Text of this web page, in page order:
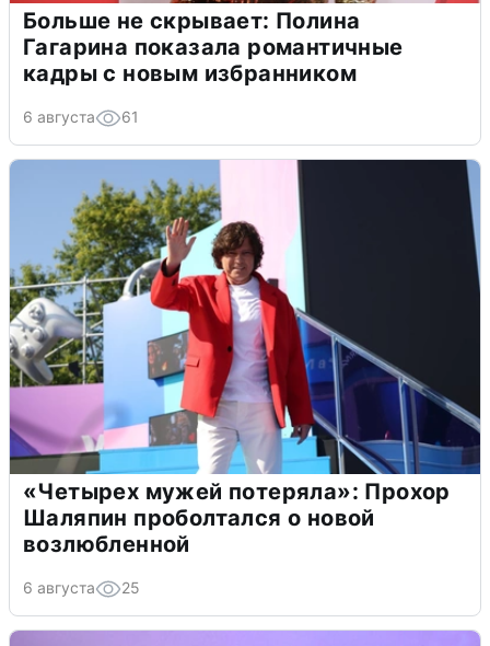
Больше не скрывает: Полина
Гагарина показала романтичные
кадры с новым избранником
6 августа 61
«Четырех мужей потеряла»: Прохор
Шаляпин проболтался о новой
возлюбленной
6 августа 25